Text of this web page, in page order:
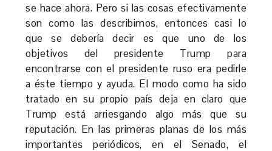
se hace ahora. Pero si las cosas efectivamente
son como las describimos, entonces casi lo
que se debería decir es que uno de los
objetivos del presidente Trump para
encontrarse con el presidente ruso era pedirle
a éste tiempo y ayuda. El modo como ha sido
tratado en su propio país deja en claro que
Trump está arriesgando algo más que su
reputación. En las primeras planas de los más
importantes periódicos, en el Senado, el